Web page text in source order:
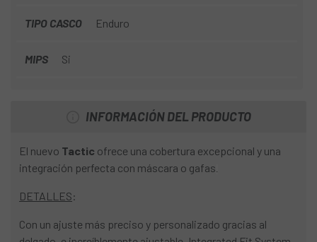
TIPO CASCO Enduro
MIPS Si
INFORMACIÓN DEL PRODUCTO
El nuevo Tactic ofrece una cobertura excepcional y una
integración perfecta con máscara o gafas.
DETALLES:
Con un ajuste más preciso y personalizado gracias al